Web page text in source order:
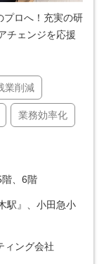
プロへ！充実の研
チェンジを応援
業削減
業務効率化
、6階
駅』、小田急小
ィング会社